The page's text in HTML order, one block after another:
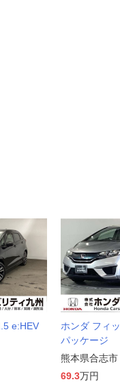
e:HEV
ホンダ フィ
パッケージ
熊本県合志市
69.3万円